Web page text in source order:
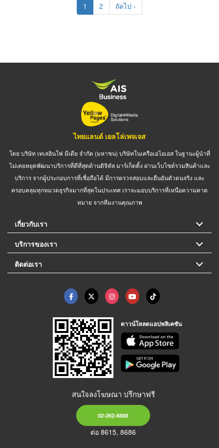
Current
page
1 Page
2
Next
page
ถัดไป ›
ไทยแลนด์ เยลโล่เพจเจส
โดย บริษัท เทเลอินโฟ มีเดีย จำกัด (มหาชน) บริษัทในเครือเอไอเอส ในฐานะผู้นำที่
ไม่เคยหยุดพัฒนาบริการที่ดีที่สุดด้านดิจิทัล มาร์เก็ตติ้ง ผ่านเว็บไซต์รวมสินค้าและ
บริการ จากผู้ประกอบการที่เชื่อถือได้ มีการตรวจสอบและยืนยันตัวตนจริง และ
ครอบคลุมทุกหมวดธุรกิจมากที่สุดในประเทศ เราจะมอบบริการที่เหนือความคาด
หมาย จากทีมงานคุณภาพ
เกี่ยวกับเรา
บริการของเรา
ติดต่อเรา
ดาวน์โหลดแอปพลิเคชัน
สนใจลงโฆษณา ปรึกษาฟรี
02-262-8888
ต่อ 8615, 8686